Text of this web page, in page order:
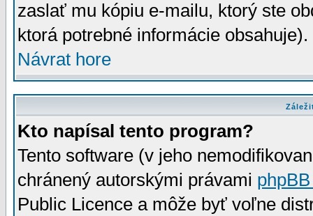
zaslať mu kópiu e-mailu, ktorý ste
ktorá potrebné informácie
Návrat hore
Kto napísal tento program?
Tento software (v jeho
chránený autorskými právami
Public Licence a môže byť voľne